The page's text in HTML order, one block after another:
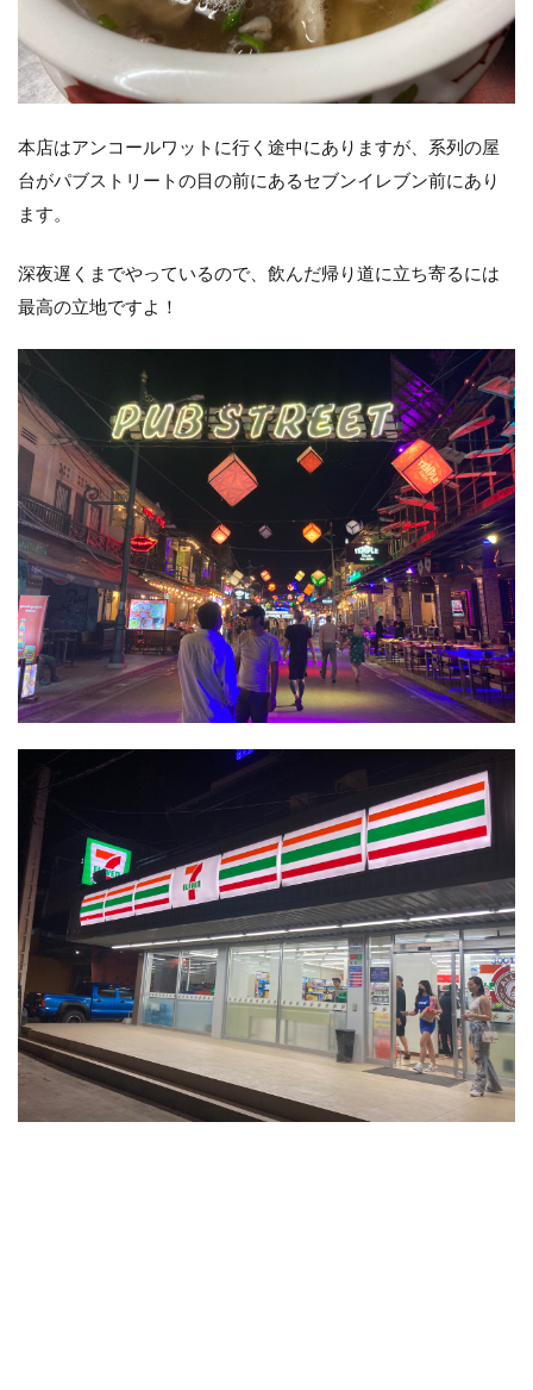
本店はアンコールワットに行く途中にありますが、系列の屋
台がパブストリートの目の前にあるセブンイレブン前にあり
ます。
深夜遅くまでやっているので、飲んだ帰り道に立ち寄るには
最高の立地ですよ！